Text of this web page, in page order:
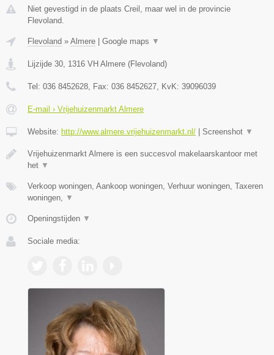
Niet gevestigd in de plaats Creil, maar wel in de provincie
Flevoland.
Flevoland » Almere | Google maps ▼
Lijzijde 30 1316 VH Almere (Flevoland)
Tel: 036 8452628 , Fax: 036 8452627 , KvK: 39096039
E-mail › Vrijehuizenmarkt Almere
Website: http://www.almere.vrijehuizenmarkt.nl/ | Screenshot ▼
Vrijehuizenmarkt Almere is een succesvol makelaarskantoor met
het ▼
Verkoop woningen, Aankoop woningen, Verhuur woningen, Taxeren
woningen,
▼
Openingstijden ▼
Sociale media: